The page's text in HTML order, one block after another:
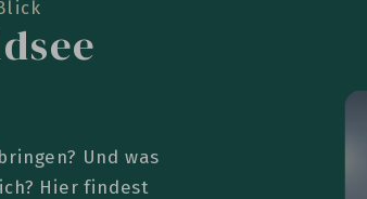
Und was
Hier findest